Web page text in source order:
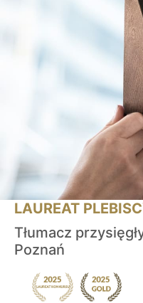
LAUREAT
Tłumacz
Poznań